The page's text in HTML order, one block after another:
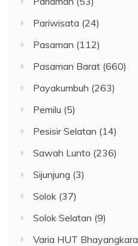
Pariwisata (24)
Pasaman (112)
Pasaman Barat (660)
Payakumbuh (263)
Pemilu (5)
Pesisir Selatan (14)
Sawah Lunto (236)
Sijunjung (3)
Solok (37)
Solok Selatan (9)
Varia HUT Bhayangkara